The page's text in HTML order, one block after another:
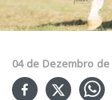
04 de Dezembro de